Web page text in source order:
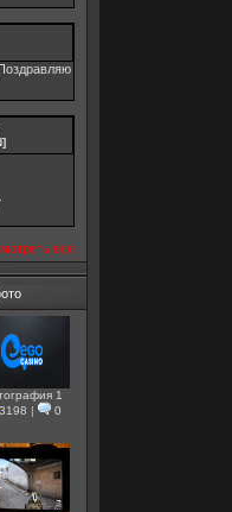
все
1
3198 | 0